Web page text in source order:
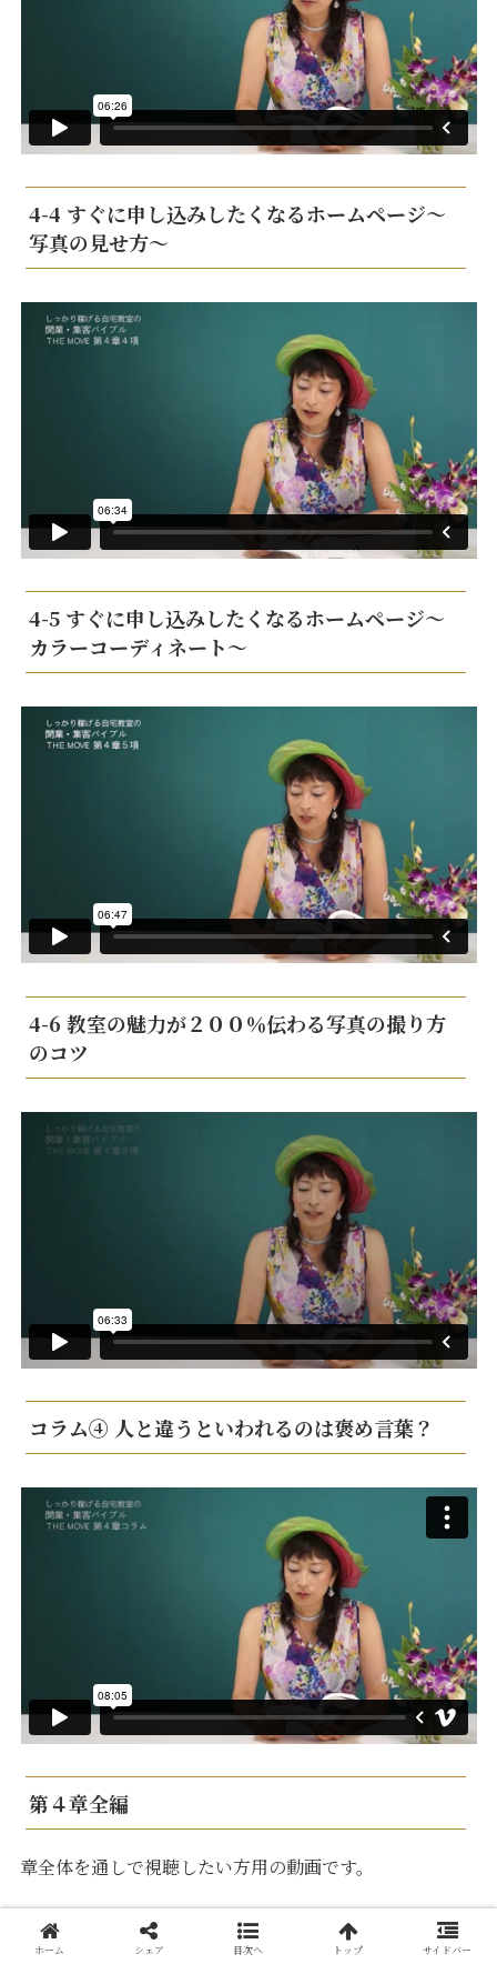
4-4 すぐに申し込みしたくなるホームページ～
写真の見せ方～
4-5 すぐに申し込みしたくなるホームページ～
カラーコーディネート～
4-6 教室の魅力が２００％伝わる写真の撮り方
のコツ
コラム④ 人と違うといわれるのは褒め言葉？
第４章全編
章全体を通しで視聴したい方用の動画です。
ホーム シェア 目次へ トップ サイドバー